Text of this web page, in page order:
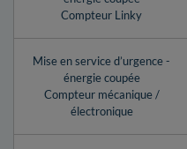
Compteur Linky
Mise en service d’urgence -
énergie coupée
Compteur mécanique /
électronique